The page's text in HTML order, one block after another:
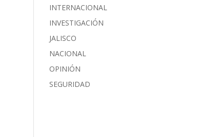
INTERNACIONAL
INVESTIGACIÓN
JALISCO
NACIONAL
OPINIÓN
SEGURIDAD